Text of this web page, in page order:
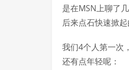
是在MSN上聊了
后来点石快速掀起
我们4个人第一次
还有点年轻呢：